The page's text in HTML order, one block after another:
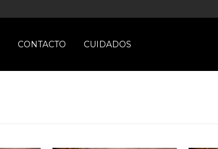
CONTACTO CUIDADOS